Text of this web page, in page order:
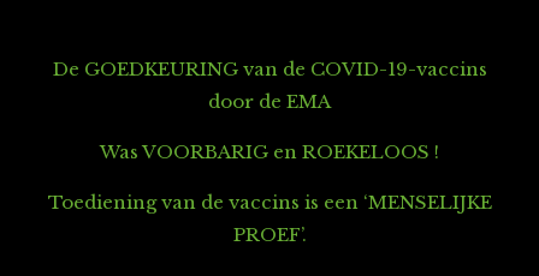
De GOEDKEURING van de COVID-19-vaccins
door de EMA
Was VOORBARIG en ROEKELOOS !
Toediening van de vaccins is een ‘MENSELIJKE
PROEF’.